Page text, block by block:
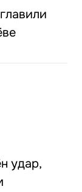
удар,